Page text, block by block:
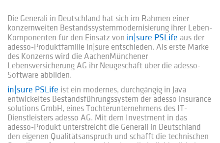
Die Generali in Deutschland hat sich im Rahmen einer
konzernweiten Bestandssystemmodernisierung ihrer Leben-
Komponenten für den Einsatz von in|sure PSLife aus der
adesso-Produktfamilie in|sure entschieden. Als erste Marke
des Konzerns wird die AachenMünchener
Lebensversicherung AG ihr Neugeschäft über die adesso-
Software abbilden.
in|sure PSLife ist ein modernes, durchgängig in Java
entwickeltes Bestandsführungssystem der adesso insurance
solutions GmbH, eines Tochterunternehmens des IT-
Dienstleisters adesso AG. Mit dem Investment in das
adesso-Produkt unterstreicht die Generali in Deutschland
den eigenen Qualitätsanspruch und schafft die technischen